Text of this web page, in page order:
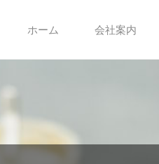
ホーム 会社案内